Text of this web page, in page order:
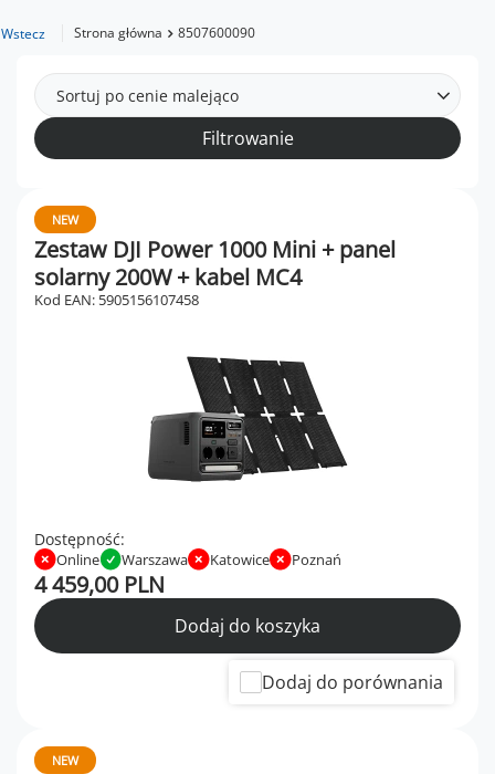
Wstecz Strona główna 8507600090
Sortuj po cenie malejąco
Filtrowanie
NEW
Zestaw DJI Power 1000 Mini + panel
solarny 200W + kabel MC4
Kod EAN: 5905156107458
Dostępność:
Online Warszawa Katowice Poznań
4 459,00 PLN
Dodaj do koszyka
Dodaj do porównania
NEW